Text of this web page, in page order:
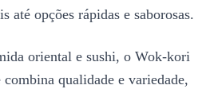
até opções rápidas e saborosas.
oriental e sushi, o Wok-kori
qualidade e variedade,